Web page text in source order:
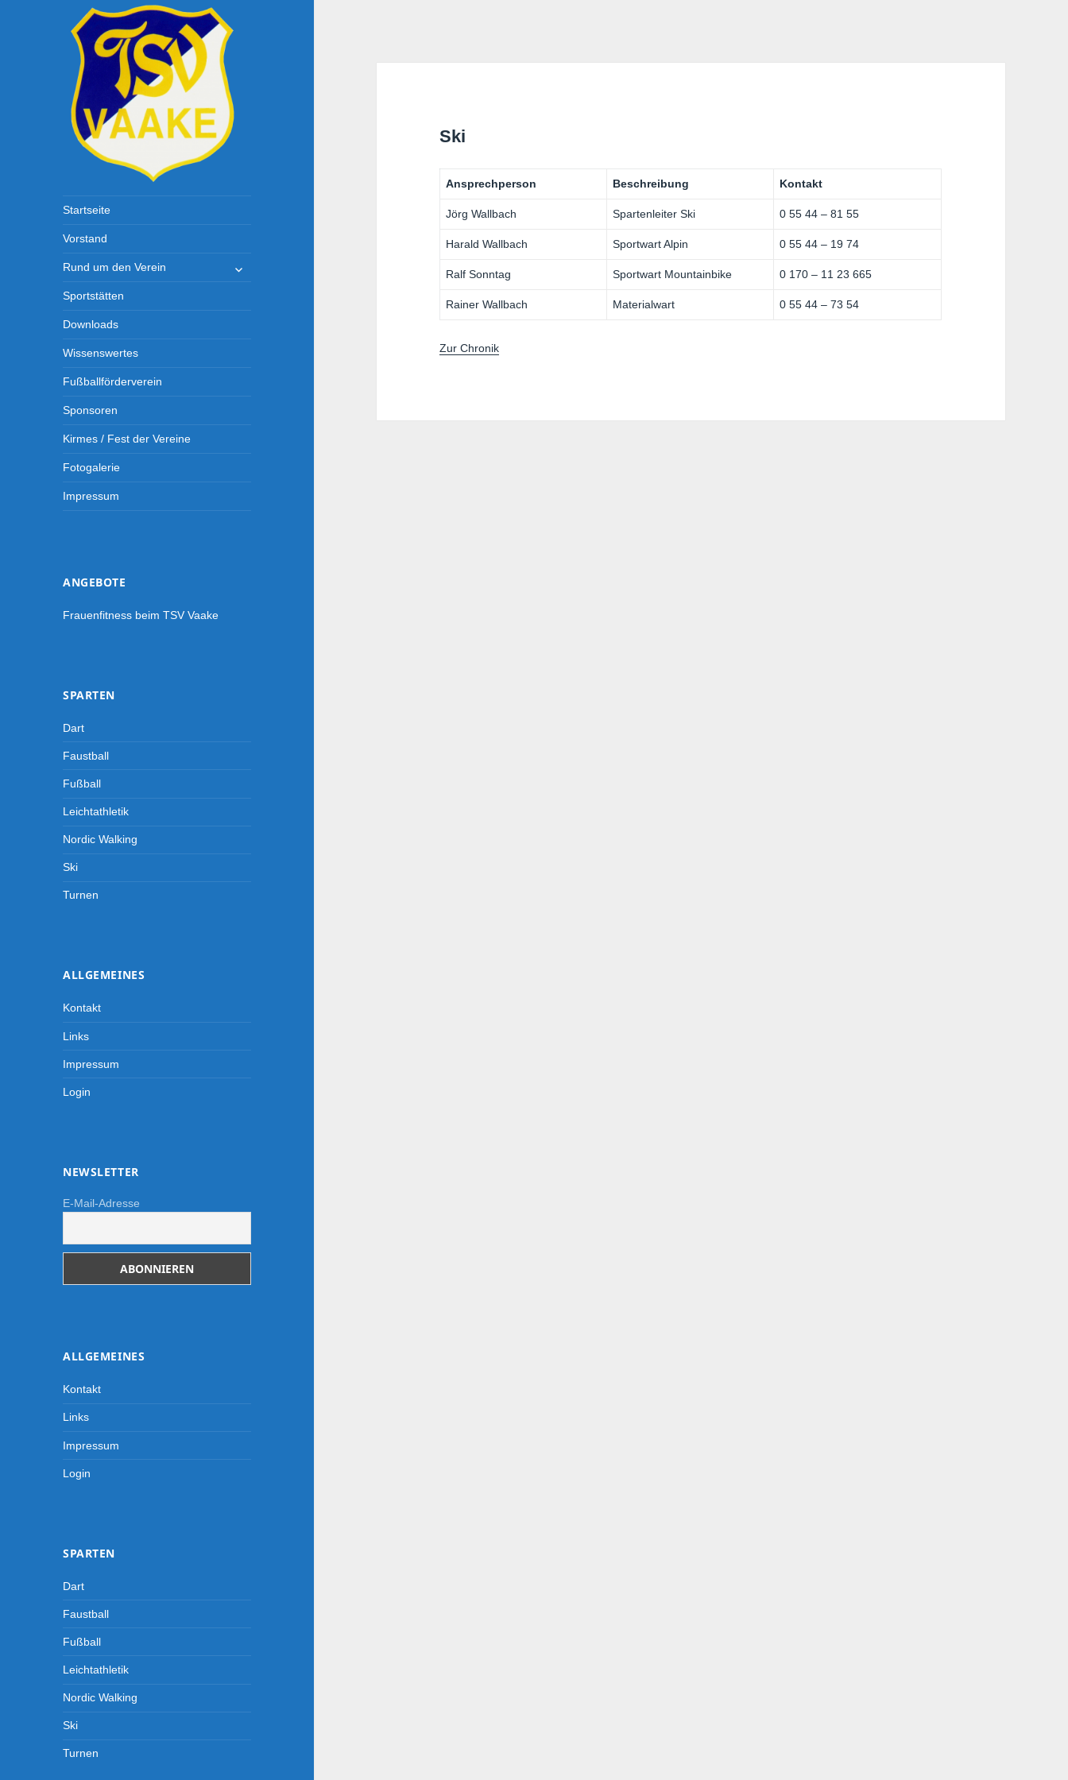
TSV-Vaake
Startseite
Vorstand
Rund um den Verein
öffnen
Sportstätten
Downloads
Wissenswertes
Fußballförderverein
Sponsoren
Kirmes / Fest der Vereine
Fotogalerie
Impressum
ANGEBOTE
Frauenfitness beim TSV Vaake
SPARTEN
Dart
Faustball
Fußball
Leichtathletik
Nordic Walking
Ski
Turnen
ALLGEMEINES
Kontakt
Links
Impressum
Login
NEWSLETTER
E-Mail-Adresse
ALLGEMEINES
Kontakt
Links
Impressum
Login
SPARTEN
Dart
Faustball
Fußball
Leichtathletik
Nordic Walking
Ski
Turnen
Ski
Ansprechperson Beschreibung Kontakt
Jörg Wallbach Spartenleiter Ski 0 55 44 – 81 55
Harald Wallbach Sportwart Alpin 0 55 44 – 19 74
Ralf Sonntag Sportwart Mountainbike 0 170 – 11 23 665
Rainer Wallbach Materialwart 0 55 44 – 73 54
Zur Chronik